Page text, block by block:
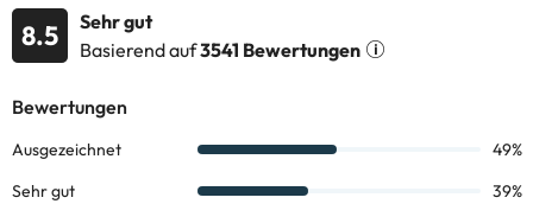
8.5
Sehr gut
Basierend auf3541 Bewertungen